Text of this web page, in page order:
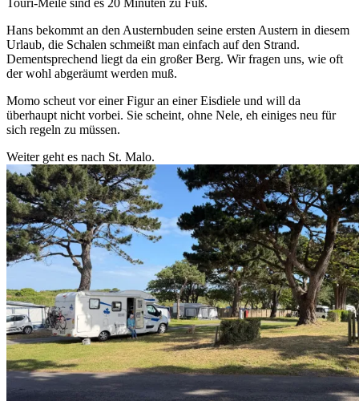
Touri-Meile sind es 20 Minuten zu Fuß.
Hans bekommt an den Austernbuden seine ersten Austern in diesem
Urlaub, die Schalen schmeißt man einfach auf den Strand.
Dementsprechend liegt da ein großer Berg. Wir fragen uns, wie oft
der wohl abgeräumt werden muß.
Momo scheut vor einer Figur an einer Eisdiele und will da
überhaupt nicht vorbei. Sie scheint, ohne Nele, eh einiges neu für
sich regeln zu müssen.
Weiter geht es nach St. Malo.